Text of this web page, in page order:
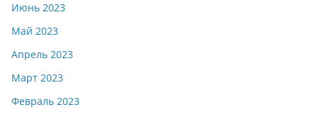
Июнь 2023
Май 2023
Апрель 2023
Март 2023
Февраль 2023